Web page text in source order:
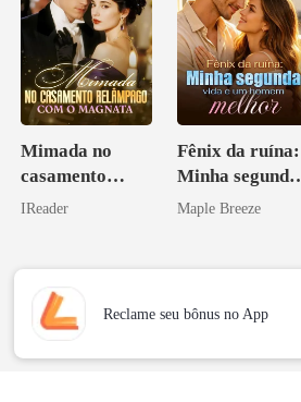
Mimada no
casamento
relâmpago com
IReader
Fênix da ruína:
Minha segunda
vida e um
Maple Breeze
Reclame seu bônus no App